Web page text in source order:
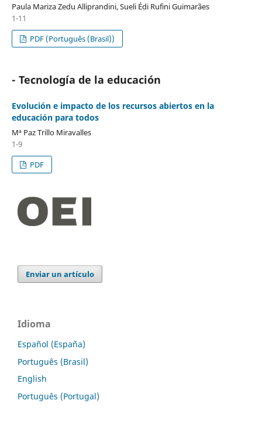
Paula Mariza Zedu Alliprandini, Sueli Édi Rufini Guimarães
1-11
PDF (Português (Brasil))
- Tecnología de la educación
Evolución e impacto de los recursos abiertos en la
educación para todos
Mª Paz Trillo Miravalles
1-9
PDF
Enviar un artículo
Idioma
Español (España)
Português (Brasil)
English
Português (Portugal)